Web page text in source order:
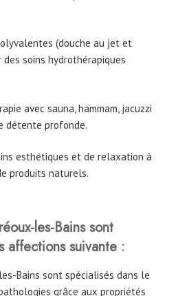
(douche au jet et
soins hydrothérapiques
avec sauna, hammam, jacuzzi
détente profonde.
esthétiques et de relaxation à
produits naturels.
les-Bains sont
affections suivante :
Bains sont spécialisés dans le
grâce aux propriétés